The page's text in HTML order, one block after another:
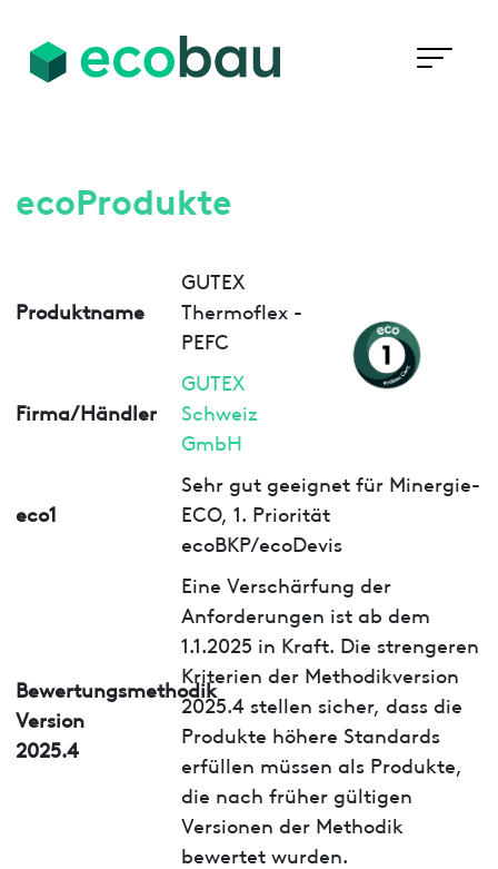
ecoProdukte
Produktname
GUTEX
Thermoflex -
PEFC
Firma/Händler
GUTEX
Schweiz
GmbH
eco1
Sehr gut geeignet für Minergie-
ECO, 1. Priorität
ecoBKP/ecoDevis
Bewertungsmethodik
Version
2025.4
Eine Verschärfung der
Anforderungen ist ab dem
1.1.2025 in Kraft. Die strengeren
Kriterien der Methodikversion
2025.4 stellen sicher, dass die
Produkte höhere Standards
erfüllen müssen als Produkte,
die nach früher gültigen
Versionen der Methodik
bewertet wurden.